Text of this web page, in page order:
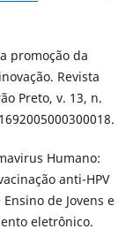
promoção da
Revista
Preto, v. 13, n.
Humano:
anti-HPV
de Jovens e
eletrônico.